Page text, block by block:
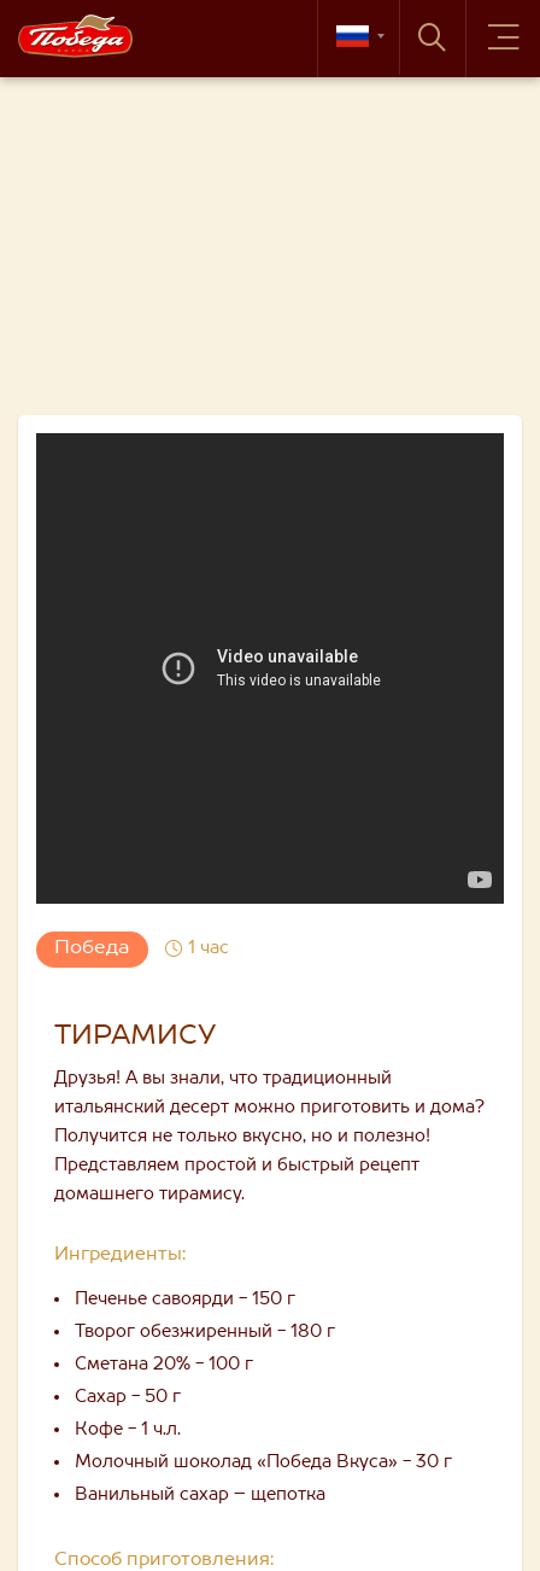
Победа 1 час
ТИРАМИСУ
Друзья! А вы знали, что традиционный
итальянский десерт можно приготовить и дома?
Получится не только вкусно, но и полезно!
Представляем простой и быстрый рецепт
домашнего тирамису.
Ингредиенты:
Печенье савоярди - 150 г
Творог обезжиренный - 180 г
Сметана 20% - 100 г
Сахар - 50 г
Кофе - 1 ч.л.
Молочный шоколад «Победа Вкуса» - 30 г
Ванильный сахар – щепотка
Способ приготовления: